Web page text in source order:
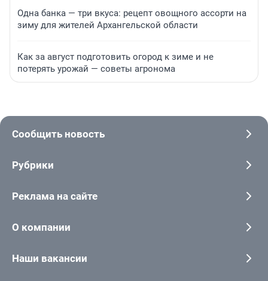
Одна банка — три вкуса: рецепт овощного ассорти на
зиму для жителей Архангельской области
Как за август подготовить огород к зиме и не
потерять урожай — советы агронома
Сообщить новость
Рубрики
Реклама на сайте
О компании
Наши вакансии